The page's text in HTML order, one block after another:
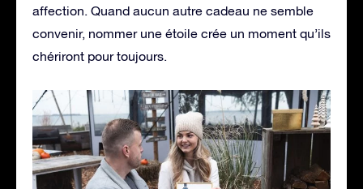
affection. Quand aucun autre cadeau ne semble
convenir, nommer une étoile crée un moment qu’ils
chériront pour toujours.